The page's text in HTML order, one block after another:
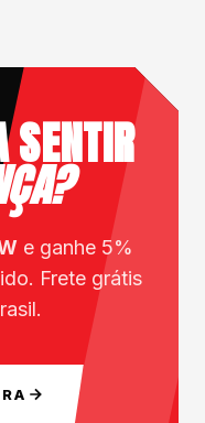
SENTIR
e ganhe 5%
Frete grátis